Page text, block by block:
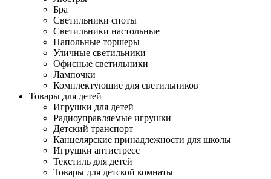
Бра
Светильники споты
Светильники настольные
Напольные торшеры
Уличные светильники
Офисные светильники
Лампочки
Комплектующие для светильников
Товары для детей
Игрушки для детей
Радиоуправляемые игрушки
Детский транспорт
Канцелярские принадлежности для школы
Игрушки антистресс
Текстиль для детей
Товары для детской комнаты